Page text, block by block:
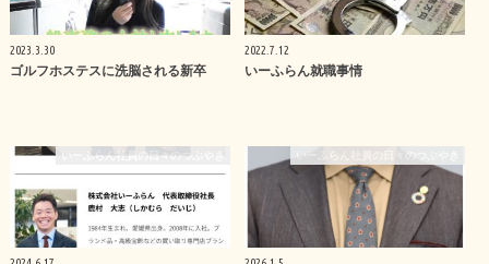
2023.3.30
ゴルフホステスに洗脳される新卒
2022.7.12
いーふらん就職事情
いーふらん社員の日々のつぶやき いーふらん社員の日々のつぶやき